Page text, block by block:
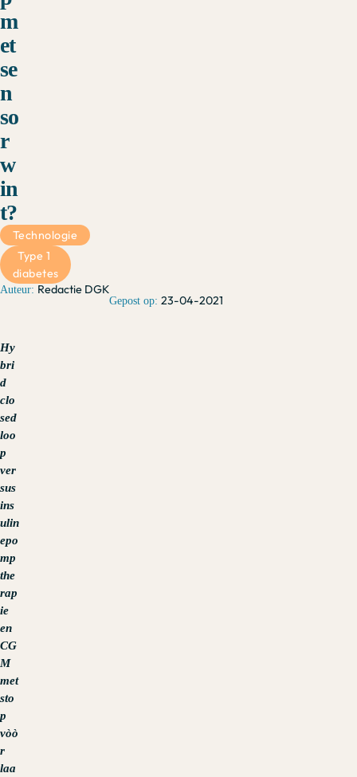
m
et
se
n
so
r
w
in
t?
Redactie DGK
23-04-2021
Technologie
Type 1
diabetes
Hy
bri
d
clo
sed
loo
p
ver
sus
ins
ulin
epo
mp
the
rap
ie
en
CG
M
met
sto
p
vòò
r
laa